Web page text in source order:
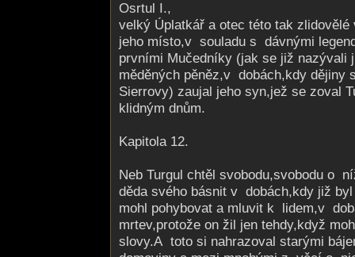
Osrtul I.,
velký Úplatkář a otec této tak
jeho místo,v souladu s dávnými
prvními Mučedníky (jak se již nazývali
měděných pěněz,v dobách,kdy dějiny
Sierrovy) zaujal jeho syn,jež se zoval
klidným dnům.
Kapitola 12.
Neb Turgul chtěl svobodu,svobodu o
děda svého básnit v dobách,kdy již
mohl pohybovat a mluvit k lidem,v
mrtev,protože on žil jen tehdy,když
slovy.A toto si nahrazoval starými